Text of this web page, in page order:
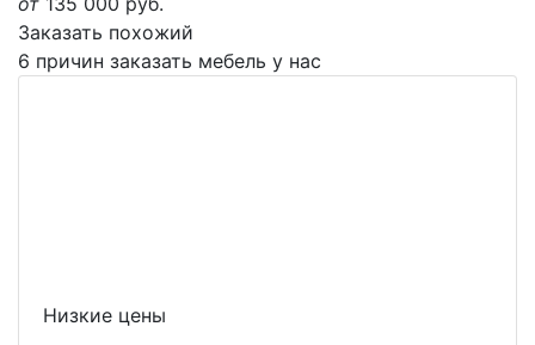
Заказать похожий
6 причин заказать мебель у нас
Низкие цены